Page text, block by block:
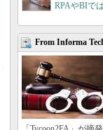
RPAやBIで
From Informa